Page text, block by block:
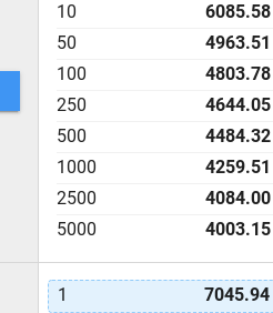
10
6085.58
50
4963.51
100
4803.78
250
4644.05
500
4484.32
1000
4259.51
2500
4084.00
5000
4003.15
1 7045.94